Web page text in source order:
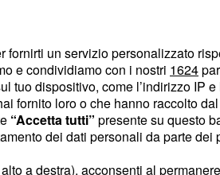
un servizio personalizzato
e condividiamo con i nostri 1624
tuo dispositivo, come l’indirizzo IP
fornito loro o che hanno raccolto
“Accetta tutti” presente su questo
dei dati personali da parte
a destra), acconsenti al